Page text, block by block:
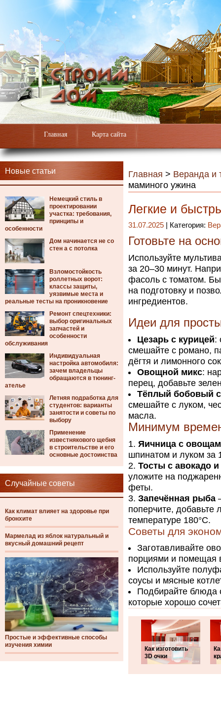
Главная Карта сайта
Новые статьи
Немецкий стиль в
проектировании
участка: требования,
принципы и
особенности
Дом начинается не со
стен а с потолка
Взломостойкость
роллетных ворот:
классы защиты,
уязвимые места и
реальные тесты на проникновение
Ремонт спецтехники:
выбор оригинальных
запчастей и
особенности
обслуживания
Индивидуальная
настройка автомобиля:
зачем владельцы
обращаются в тюнинг-
ателье
Летняя подработка для
студентов: варианты
занятости и советы по
выбору
Применение
известнякового щебня
в строительстве и его
основные достоинства
Случайные советы
Как климат влияет на здоровье при
бронхите
Мармелад из яблок натуральный и
вкусный домашний рецепт
Простые и эффективные способы
изучения химии
Главная > Веранда и
маминого ужина
Легкие и
31.07.2025 | Категория:
Готовьте на
Используйте
за 20–30 минут.
фасоль с томатом.
на подготовку и
ингредиентов.
Идеи для
Цезарь с курицей:
смешайте с романо,
дёгтя и лимонного
Овощной микс:
перец, добавьте
Тёплый бобовый
смешайте с луком,
масла.
Минимум
Яичница с
шпинатом и луком за
Тосты с авокадо
уложите на
феты.
Запечённая рыба
поперчите, добавьте
температуре 180°C.
Советы для
Заготавливайте
порциями и помещая
Используйте
соусы и мясные
Подбирайте блюда
которые хорошо
Как изготовить
3D очки